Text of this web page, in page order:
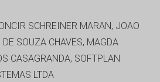
SCHREINER MARAN, JOAO
SOUZA CHAVES, MAGDA
CASAGRANDA, SOFTPLAN
LTDA